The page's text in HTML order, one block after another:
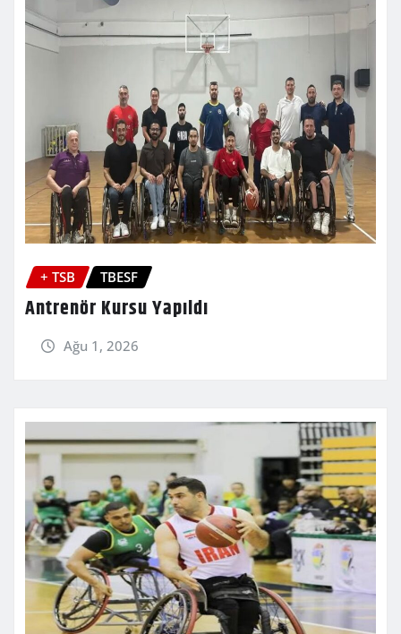
+ TSB TBESF
Antrenör Kursu Yapıldı
Ağu 1, 2026